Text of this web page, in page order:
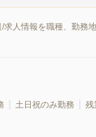
人情報を職種、勤務
土日祝のみ勤務
残